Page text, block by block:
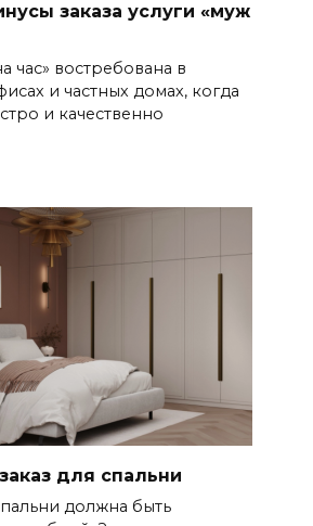
заказа услуги «муж
час» востребована в
и частных домах, когда
и качественно
для спальни
должна быть